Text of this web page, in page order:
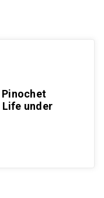
Life under